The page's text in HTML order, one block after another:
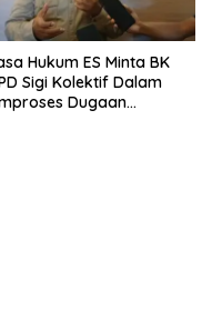
Hukum ES Minta BK
Sigi Kolektif Dalam
Dugaan